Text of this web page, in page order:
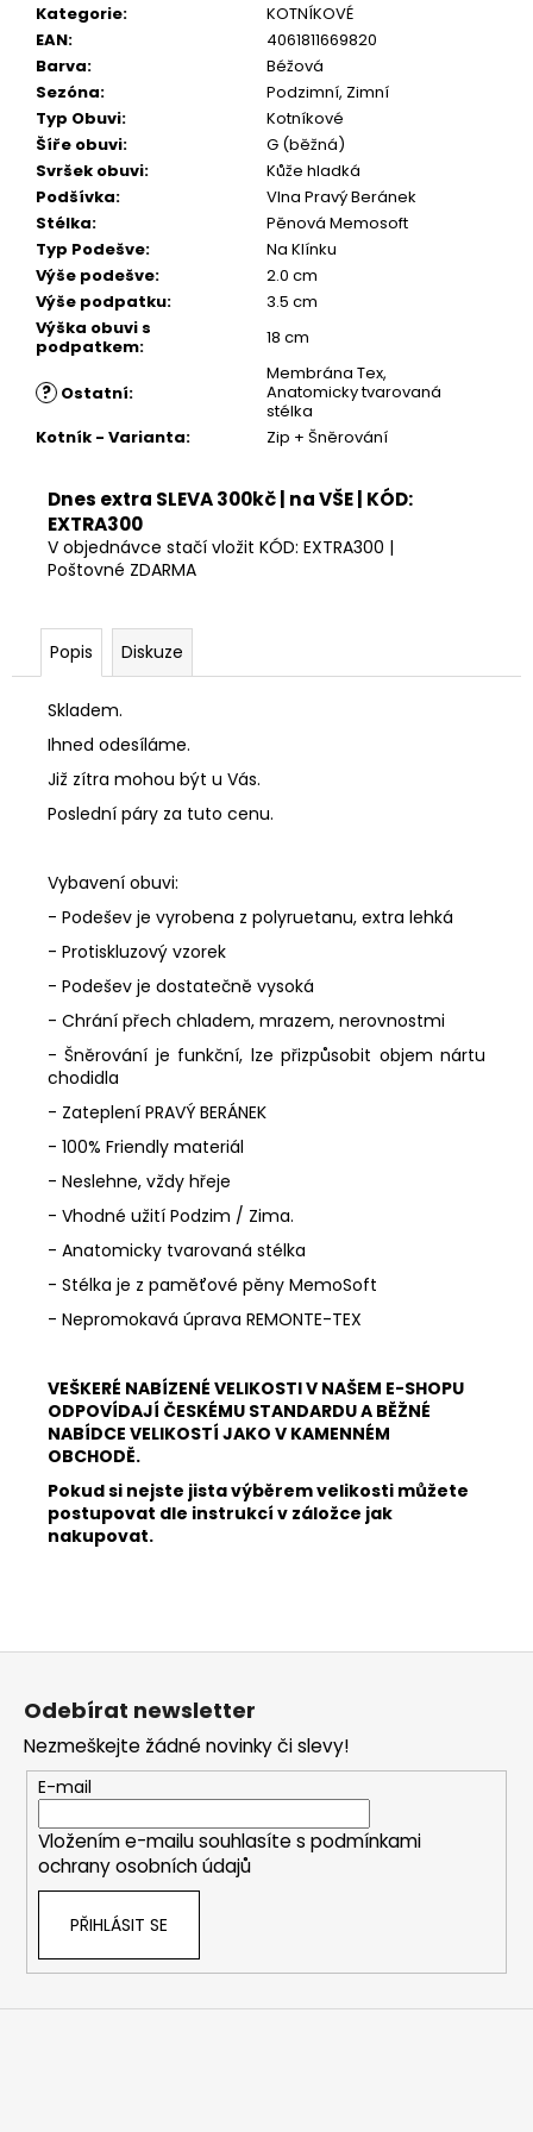
Kategorie:
KOTNÍKOVÉ
EAN:
4061811669820
Barva:
Béžová
Sezóna:
Podzimní, Zimní
Typ Obuvi:
Kotníkové
Šíře obuvi:
G (běžná)
Svršek obuvi:
Kůže hladká
Podšívka:
Vlna Pravý Beránek
Stélka:
Pěnová Memosoft
Typ Podešve:
Na Klínku
Výše podešve:
2.0 cm
Výše podpatku:
3.5 cm
Výška obuvi s
podpatkem: 18 cm
? Ostatní:
Membrána Tex,
Anatomicky tvarovaná
stélka
Kotník - Varianta: Zip + Šněrování
Dnes extra SLEVA 300kč | na VŠE | KÓD:
EXTRA300
V objednávce stačí vložit KÓD: EXTRA300 |
Poštovné ZDARMA
Popis Diskuze
Skladem.
Ihned odesíláme.
Již zítra mohou být u Vás.
Poslední páry za tuto cenu.
Vybavení obuvi:
- Podešev je vyrobena z polyruetanu, extra lehká
- Protiskluzový vzorek
- Podešev je dostatečně vysoká
- Chrání přech chladem, mrazem, nerovnostmi
- Šněrování je funkční, lze přizpůsobit objem nártu
chodidla
- Zateplení PRAVÝ BERÁNEK
- 100% Friendly materiál
- Neslehne, vždy hřeje
- Vhodné užití Podzim / Zima.
- Anatomicky tvarovaná stélka
- Stélka je z paměťové pěny MemoSoft
- Nepromokavá úprava REMONTE-TEX
VEŠKERÉ NABÍZENÉ VELIKOSTI V NAŠEM E-SHOPU
ODPOVÍDAJÍ ČESKÉMU STANDARDU A BĚŽNÉ
NABÍDCE VELIKOSTÍ JAKO V KAMENNÉM
OBCHODĚ.
Pokud si nejste jista výběrem velikosti můžete
postupovat dle instrukcí v záložce jak
nakupovat.
Kč
Z
Odebírat newsletter
Nezmeškejte žádné novinky či slevy!
E-mail
Vložením e-mailu souhlasíte s podmínkami
ochrany osobních údajů
PŘIHLÁSIT SE